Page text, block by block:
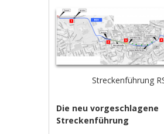
Streckenführung
Die neu vorgeschlagene
Streckenführung